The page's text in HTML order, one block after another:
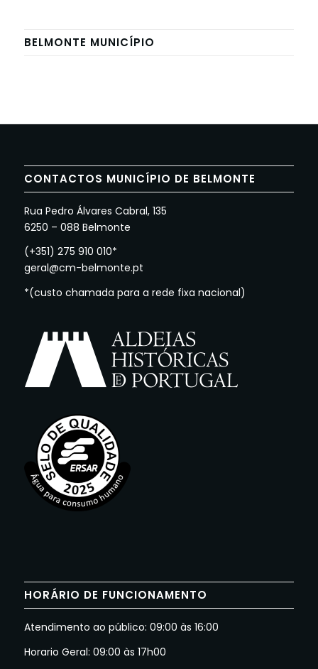
BELMONTE MUNICÍPIO
CONTACTOS MUNICÍPIO DE BELMONTE
Rua Pedro Álvares Cabral, 135
6250 – 088 Belmonte
(+351) 275 910 010*
geral@cm-belmonte.pt
*(custo chamada para a rede fixa nacional)
HORÁRIO DE FUNCIONAMENTO
Atendimento ao público: 09:00 às 16:00
Horario Geral: 09:00 às 17h00